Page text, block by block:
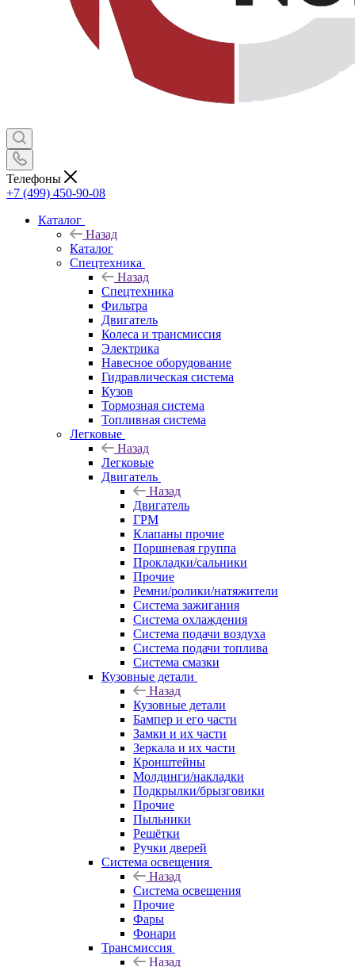
Телефоны
+7 (499) 450-90-08
Каталог
Назад
Каталог
Спецтехника
Назад
Спецтехника
Фильтра
Двигатель
Колеса и трансмиссия
Электрика
Навесное оборудование
Гидравлическая система
Кузов
Тормозная система
Топливная система
Легковые
Назад
Легковые
Двигатель
Назад
Двигатель
ГРМ
Клапаны прочие
Поршневая группа
Прокладки/сальники
Прочие
Ремни/ролики/натяжители
Система зажигания
Система охлаждения
Система подачи воздуха
Система подачи топлива
Система смазки
Кузовные детали
Назад
Кузовные детали
Бампер и его части
Замки и их части
Зеркала и их части
Кронштейны
Молдинги/накладки
Подкрылки/брызговики
Прочие
Пыльники
Решётки
Ручки дверей
Система освещения
Назад
Система освещения
Прочие
Фары
Фонари
Трансмиссия
Назад